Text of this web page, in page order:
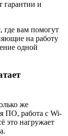
гарантии и
вам помогут
на работу
одной
же
ПО, работа с Wi-
это нагружает